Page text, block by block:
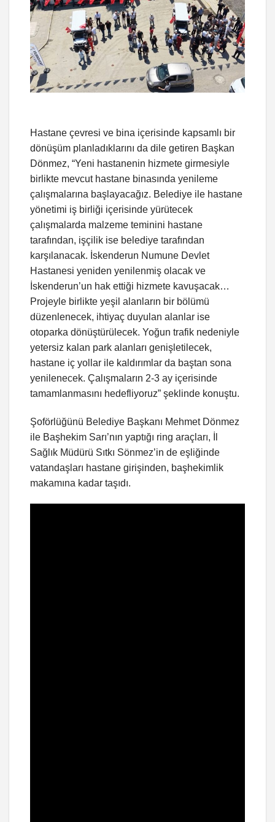
Hastane çevresi ve bina içerisinde kapsamlı bir
dönüşüm planladıklarını da dile getiren Başkan
Dönmez, “Yeni hastanenin hizmete girmesiyle
birlikte mevcut hastane binasında yenileme
çalışmalarına başlayacağız. Belediye ile hastane
yönetimi iş birliği içerisinde yürütecek
çalışmalarda malzeme teminini hastane
tarafından, işçilik ise belediye tarafından
karşılanacak. İskenderun Numune Devlet
Hastanesi yeniden yenilenmiş olacak ve
İskenderun’un hak ettiği hizmete kavuşacak…
Projeyle birlikte yeşil alanların bir bölümü
düzenlenecek, ihtiyaç duyulan alanlar ise
otoparka dönüştürülecek. Yoğun trafik nedeniyle
yetersiz kalan park alanları genişletilecek,
hastane iç yollar ile kaldırımlar da baştan sona
yenilenecek. Çalışmaların 2-3 ay içerisinde
tamamlanmasını hedefliyoruz” şeklinde konuştu.
Şoförlüğünü Belediye Başkanı Mehmet Dönmez
ile Başhekim Sarı’nın yaptığı ring araçları, İl
Sağlık Müdürü Sıtkı Sönmez’in de eşliğinde
vatandaşları hastane girişinden, başhekimlik
makamına kadar taşıdı.